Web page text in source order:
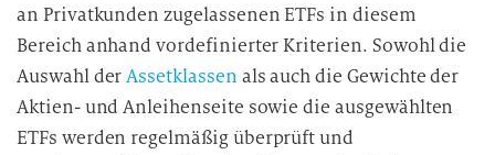
an Privatkunden zugelassenen ETFs in diesem
Bereich anhand vordefinierter Kriterien. Sowohl die
Auswahl derAssetklassen als auch die Gewichte der
Aktien- und Anleihenseite sowie die ausgewählten
ETFs werden regelmäßig überprüft und